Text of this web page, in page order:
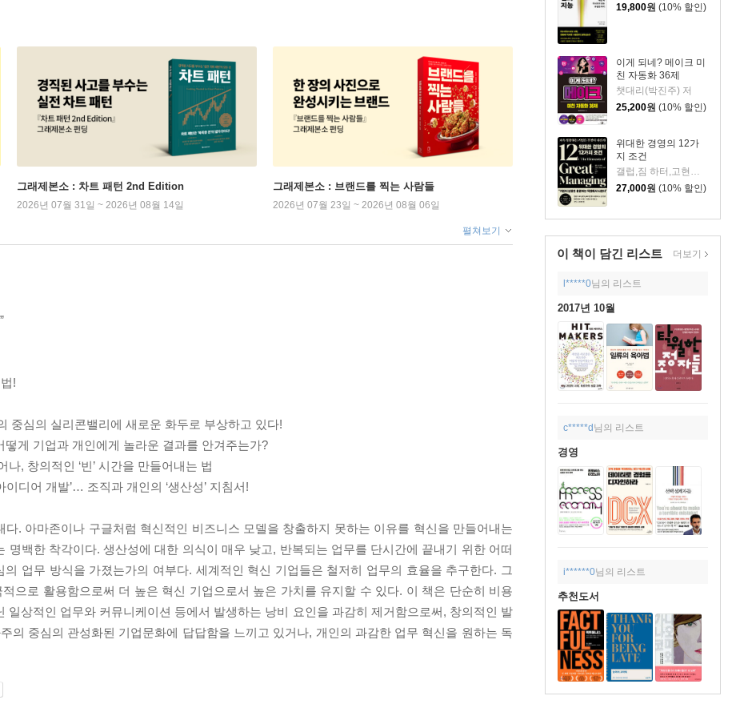
19,800원 (10% 할인)
이게 되네? 메이크 미
친 자동화 36제
챗대리(박진주) 저
25,200원 (10% 할인)
위대한 경영의 12가
지 조건
갤럽,짐 하터,고현숙,박원섭,이혜숙 저/김광수 역
27,000원 (10% 할인)
이 책이 담긴 리스트 더보기
l*****0님의 리스트
2017년 10월
c*****d 님의 리스트
경영
i******0님의 리스트
추천도서
그래제본소 : 차트 패턴 2nd Edition
2026년 07월 31일 ~ 2026년 08월 14일
그래제본소 : 브랜드를 찍는 사람들
2026년 07월 23일 ~ 2026년 08월 06일
펼쳐보기
!
중심의 실리콘밸리에 새로운 화두로 부상하고 있다!
떻게 기업과 개인에게 놀라운 결과를 안겨주는가?
, 창의적인 ‘빈’ 시간을 만들어내는 법
이디어 개발’… 조직과 개인의 ‘생산성’ 지침서!
. 아마존이나 구글처럼 혁신적인 비즈니스 모델을 창출하지 못하는 이유를 혁신을 만들어내는
명백한 착각이다. 생산성에 대한 의식이 매우 낮고, 반복되는 업무를 단시간에 끝내기 위한 어떠
업무 방식을 가졌는가의 여부다. 세계적인 혁신 기업들은 철저히 업무의 효율을 추구한다. 그
적으로 활용함으로써 더 높은 혁신 기업으로서 높은 가치를 유지할 수 있다. 이 책은 단순히 비용
일상적인 업무와 커뮤니케이션 등에서 발생하는 낭비 요인을 과감히 제거함으로써, 창의적인 발
의 중심의 관성화된 기업문화에 답답함을 느끼고 있거나, 개인의 과감한 업무 혁신을 원하는 독